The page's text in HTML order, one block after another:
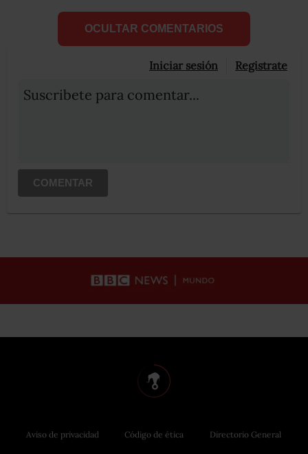
OCULTAR COMENTARIOS
Iniciar sesión Registrate
Suscribete para comentar...
COMENTAR
Aviso de privacidad Código de ética Directorio General